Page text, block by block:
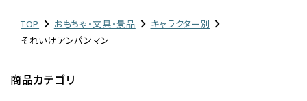
よくあるご質問
TOP おもちゃ・文具・景品
キャラクター別
それいけアンパンマン
商品カテゴリ